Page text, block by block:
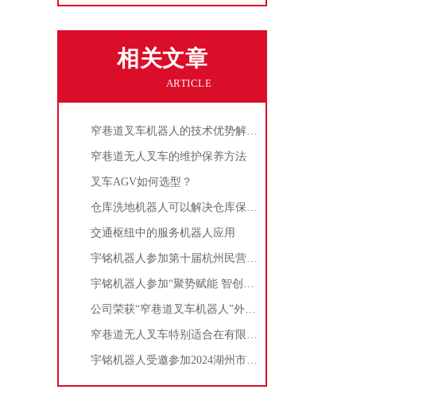
相关文章
ARTICLE
窄巷道叉车机器人的技术优势解析：重构高密度仓储效率新边界
窄巷道无人叉车的维护保养方法
叉车AGV如何选型？
仓库洗地机器人可以解决仓库保洁哪些难点？
交通枢纽中的服务机器人应用
宇铭机器人参加第十届杭州民营企业牵手一带一路 国家（地区）对接会
宇铭机器人参加“聚势赋能 智创未来”专场路演活动
公司荣获“窄巷道叉车机器人”外观设计ZL证书
窄巷道无人叉车特别适合在有限的空间内进行作业
宇铭机器人受邀参加2024湖州市仿生机器人及数控机床产业链对接会